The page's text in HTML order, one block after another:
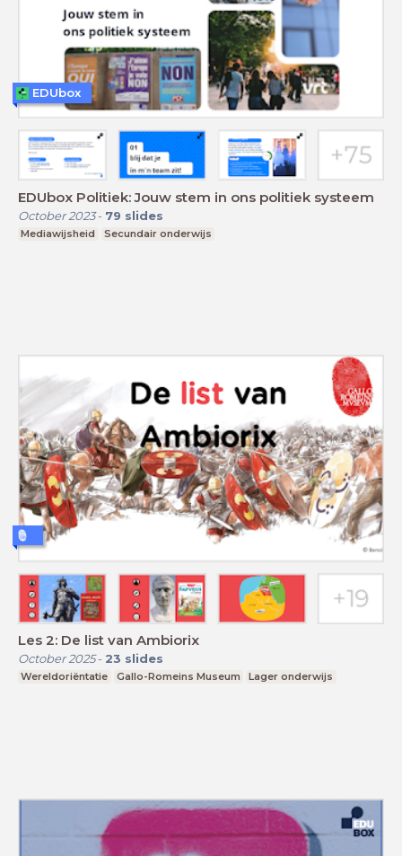
EDUbox Politiek: Jouw stem in ons politiek systeem
October 2023- 79 slides
Mediawijsheid Secundair onderwijs
EDUbox
Les 2: De list van Ambiorix
October 2025- 23 slides
Wereldoriëntatie Gallo-Romeins Museum Lager onderwijs